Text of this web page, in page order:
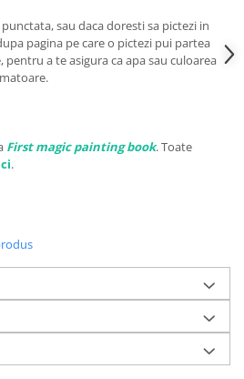
sau daca doresti sa pictezi in
pagina pe care o pictezi pui partea
a te asigura ca apa sau culoarea
First magic painting book. Toate
.